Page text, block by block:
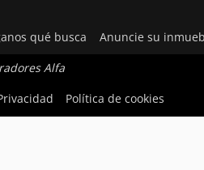
qué busca Anuncie su
Alfa
Política de cookies